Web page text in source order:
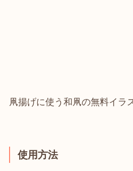
凧揚げに使う和凧の無料イラ
使用方法